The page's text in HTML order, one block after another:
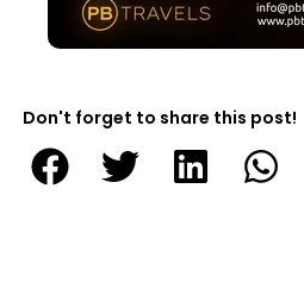
Don't forget to share this post!